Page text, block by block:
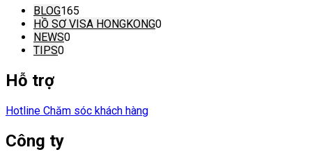
BLOG165
HỒ SƠ VISA HONGKONG0
NEWS0
TIPS0
Hỗ trợ
Hotline Chăm sóc khách hàng
Công ty